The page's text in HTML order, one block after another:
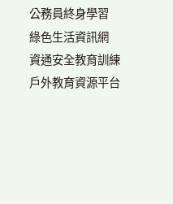
公務員終身學習
綠色生活資訊網
資通安全教育訓練
戶外教育資源平台